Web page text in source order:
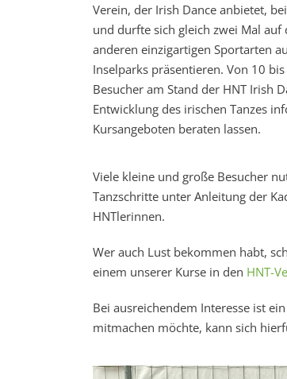
Verein, der Irish Dance anbietet,
und durfte sich gleich zwei Mal
anderen einzigartigen Sportarten
Inselparks präsentieren. Von 10
Besucher am Stand der HNT Irish
Entwicklung des irischen Tanzes
Kursangeboten beraten lassen.
Viele kleine und große Besucher
Tanzschritte unter Anleitung der
HNTlerinnen.
Wer auch Lust bekommen habt,
einem unserer Kurse in den HNT-
Bei ausreichendem Interesse ist
mitmachen möchte, kann sich